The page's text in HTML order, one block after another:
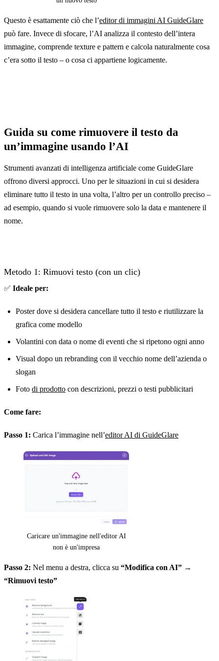
Questo è esattamente ciò che l’editor di immagini AI GuideGlare
può fare. Invece di sfocare, l’AI analizza il contesto dell’intera
immagine, comprende texture e pattern e calcola naturalmente cosa
c’era sotto il testo – o cosa ci appartiene logicamente.
Guida su come rimuovere il testo da
un’immagine usando l’AI
Strumenti avanzati di intelligenza artificiale come GuideGlare
offrono diversi approcci. Uno per le situazioni in cui si desidera
eliminare tutto il testo in una volta, l’altro per un controllo preciso –
ad esempio, quando si vuole rimuovere solo la data e mantenere il
nome.
Metodo 1: Rimuovi testo (con un clic)
✅ Ideale per:
Poster dove si desidera cancellare tutto il testo e riutilizzare la
grafica come modello
Volantini con data o nome di eventi che si ripetono ogni anno
Visual dopo un rebranding con il vecchio nome dell’azienda o
slogan
Foto di prodotto con descrizioni, prezzi o testi pubblicitari
Come fare:
Passo 1: Carica l’immagine nell’editor AI di GuideGlare
Caricare un'immagine nell'editor AI
non è un'impresa
Passo 2: Nel menu a destra, clicca su “Modifica con AI” →
“Rimuovi testo”